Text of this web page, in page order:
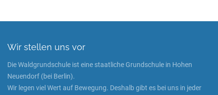
Wir stellen uns vor
Die Waldgrundschule ist eine staatliche Grundschule in Hohen
Neuendorf (bei Berlin).
Wir legen viel Wert auf Bewegung. Deshalb gibt es bei uns in jeder